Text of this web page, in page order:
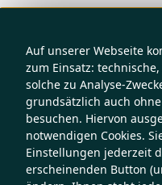
Auf unserer Webseite
zum Einsatz:
solche zu Analyse-
grundsätzlich auch ohne
besuchen. Hiervon
notwendigen Cookies.
Einstellungen jederzeit
erscheinenden Button